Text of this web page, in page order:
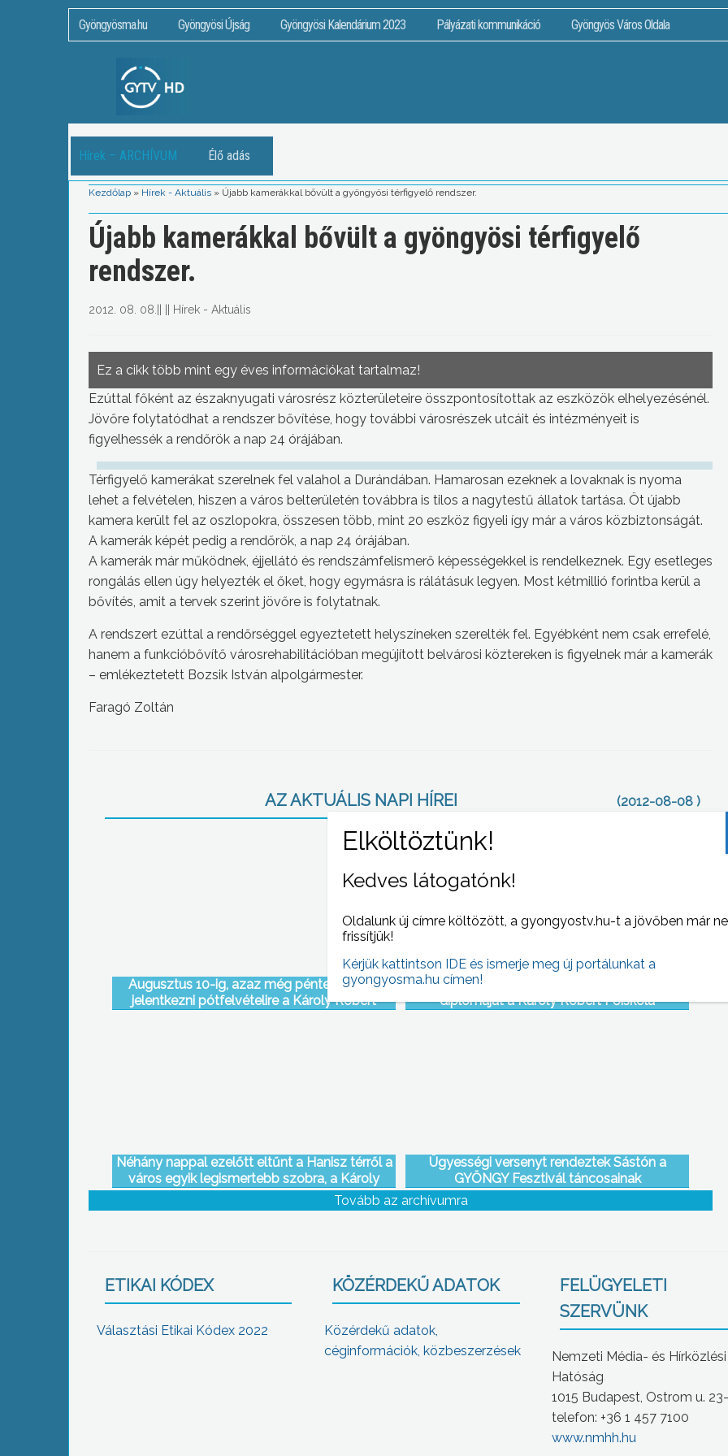
Gyöngyösma.hu Gyöngyösi Újság Gyöngyösi Kalendárium 2023 Pályázati kommunikáció Gyöngyös Város Oldala
Hírek – ARCHÍVUM Élő adás
Kezdőlap » Hírek - Aktuális » Újabb kamerákkal bővült a gyöngyösi térfigyelő rendszer.
Újabb kamerákkal bővült a gyöngyösi térfigyelő
rendszer.
2012. 08. 08. Hírek - Aktuális
Ez a cikk több mint egy éves információkat tartalmaz!
Ezúttal főként az északnyugati városrész közterületeire összpontosítottak az eszközök elhelyezésénél.
Jövőre folytatódhat a rendszer bővítése, hogy további városrészek utcáit és intézményeit is
figyelhessék a rendőrök a nap 24 órájában.
Térfigyelő kamerákat szerelnek fel valahol a Durándában. Hamarosan ezeknek a lovaknak is nyoma
lehet a felvételen, hiszen a város belterületén továbbra is tilos a nagytestű állatok tartása. Öt újabb
kamera került fel az oszlopokra, összesen több, mint 20 eszköz figyeli így már a város közbiztonságát.
A kamerák képét pedig a rendőrök, a nap 24 órájában.
A kamerák már működnek, éjjellátó és rendszámfelismerő képességekkel is rendelkeznek. Egy esetleges
rongálás ellen úgy helyezték el őket, hogy egymásra is rálátásuk legyen. Most kétmillió forintba kerül a
bővítés, amit a tervek szerint jövőre is folytatnak.
A rendszert ezúttal a rendőrséggel egyeztetett helyszíneken szerelték fel. Egyébként nem csak errefelé,
hanem a funkcióbővítő városrehabilitációban megújított belvárosi köztereken is figyelnek már a kamerák
– emlékeztetett Bozsik István alpolgármester.
Faragó Zoltán
AZ AKTUÁLIS NAPI HÍREI (2012-08-08 )
Augusztus 10-ig, azaz még péntekig lehet
jelentkezni pótfelvételire a Károly Róbert
Közel 600 végzős hallgató vehette át a
diplomáját a Károly Róbert Főiskola
Néhány nappal ezelőtt eltűnt a Hanisz térről a
város egyik legismertebb szobra, a Károly
Róbert szobor.
Ügyességi versenyt rendeztek Sástón a
GYÖNGY Fesztivál táncosainak
Tovább az archívumra
ETIKAI KÓDEX
Választási Etikai Kódex 2022
KÖZÉRDEKŰ ADATOK
Közérdekű adatok,
céginformációk, közbeszerzések
FELÜGYELETI
SZERVÜNK
Nemzeti Média- és Hírközlési
Hatóság
1015 Budapest, Ostrom u.
telefon: +36 1 457 7100
www.nmhh.hu
Kedves látogatónk!
Oldalunk új címre költözött, a gyongyostv.hu-t a jövőben már
frissítjük!
Kérjük kattintson IDE és ismerje meg új portálunkat a
gyongyosma.hu címen!